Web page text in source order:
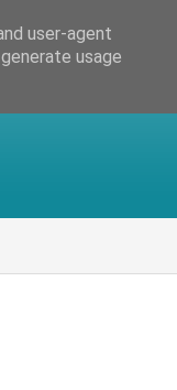
user-agent
usage